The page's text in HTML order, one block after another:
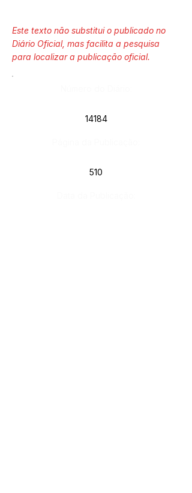
Este texto não substitui o publicado no
Diário Oficial, mas facilita a pesquisa
para localizar a publicação oficial.
14184
510